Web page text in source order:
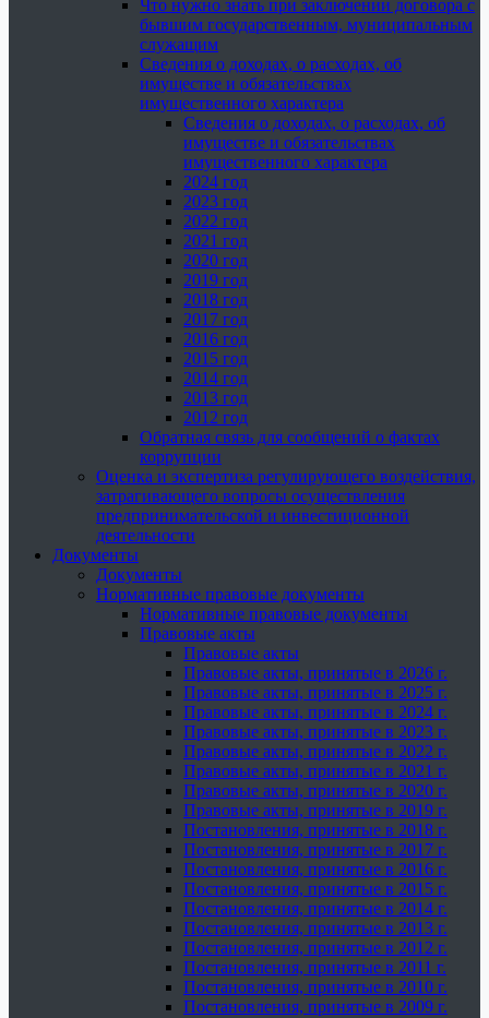
Что нужно знать при заключении договора с
бывшим государственным, муниципальным
служащим
Сведения о доходах, о расходах, об
имуществе и обязательствах
имущественного характера
Сведения о доходах, о расходах, об
имуществе и обязательствах
имущественного характера
2024 год
2023 год
2022 год
2021 год
2020 год
2019 год
2018 год
2017 год
2016 год
2015 год
2014 год
2013 год
2012 год
Обратная связь для сообщений о фактах
коррупции
Оценка и экспертиза регулирующего воздействия,
затрагивающего вопросы осуществления
предпринимательской и инвестиционной
деятельности
Документы
Документы
Нормативные правовые документы
Нормативные правовые документы
Правовые акты
Правовые акты
Правовые акты, принятые в 2026 г.
Правовые акты, принятые в 2025 г.
Правовые акты, принятые в 2024 г.
Правовые акты, принятые в 2023 г.
Правовые акты, принятые в 2022 г.
Правовые акты, принятые в 2021 г.
Правовые акты, принятые в 2020 г.
Правовые акты, принятые в 2019 г.
Постановления, принятые в 2018 г.
Постановления, принятые в 2017 г.
Постановления, принятые в 2016 г.
Постановления, принятые в 2015 г.
Постановления, принятые в 2014 г.
Постановления, принятые в 2013 г.
Постановления, принятые в 2012 г.
Постановления, принятые в 2011 г.
Постановления, принятые в 2010 г.
Постановления, принятые в 2009 г.